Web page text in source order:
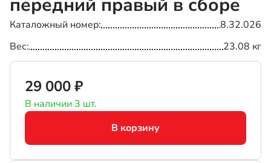
передний правый в сборе
Каталожный номер
8.32.026
Вес
23.08 кг
29 000 ₽
В наличии 3 шт.
В корзину